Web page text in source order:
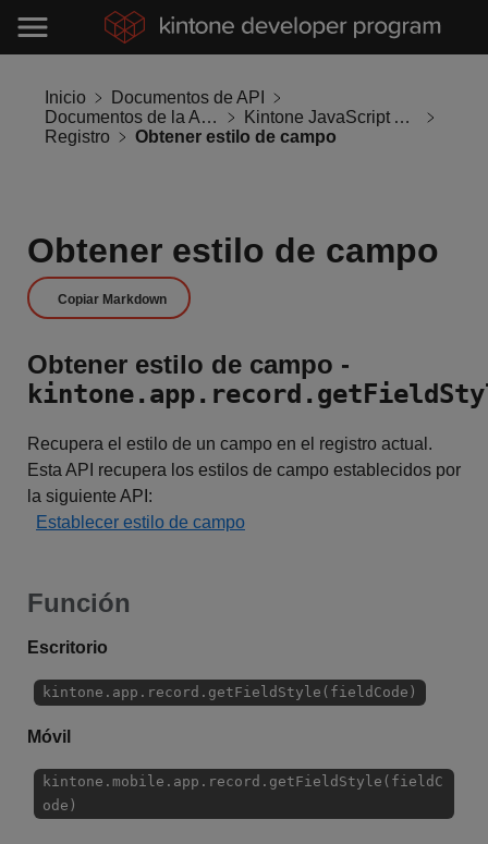
Inicio
Documentos de API
Documentos de la API de Kintone
Kintone JavaScript API
Registro
Obtener estilo de campo
Obtener estilo de campo
Copiar Markdown
Obtener estilo de campo -
Recupera el estilo de un campo en el registro actual.
Esta API recupera los estilos de campo establecidos por
la siguiente API:
Establecer estilo de campo
Función
Escritorio
kintone.app.record.getFieldStyle(fieldCode)
Móvil
kintone.mobile.app.record.getFieldStyle(fieldC
ode)